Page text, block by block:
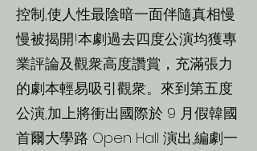
控制,使人性最陰暗一面伴隨真相慢
慢被揭開!本劇過去四度公演均獲專
業評論及觀衆高度讚賞，充滿張力
的劇本輕易吸引觀衆。來到第五度
公演,加上將衝出國際於 9 月假韓國
首爾大學路 Open Hall 演出,編劇一